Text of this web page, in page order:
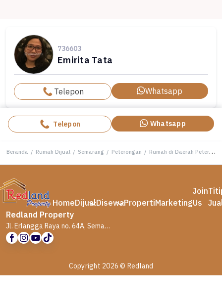
736603
Emirita Tata
Telepon Whatsapp
Telepon Whatsapp
Beranda / Rumah Dijual / Semarang / Peterongan / Rumah di Daerah Peterongan , Semarang Lz Tt 4453
HomeDijualDisewaPropertiMarketing
Join
Us
Redland Property
Jl. Erlangga Raya no. 64A, Semarang
Copyright 2026 © Redland